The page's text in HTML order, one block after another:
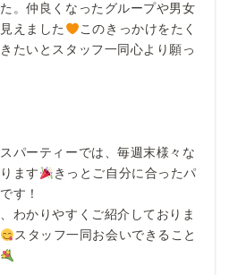
。仲良くなったグループや男女
えました
このきっかけをたく
たいとスタッフ一同心より願っ
パーティーでは、毎週末様々な
ます
きっとご自分に合ったパ
す！
わかりやすくご紹介しておりま
スタッフ一同お会いできること